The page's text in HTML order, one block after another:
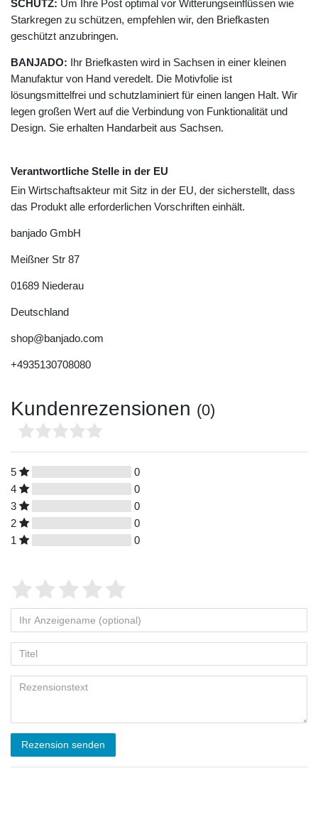
SCHUTZ: Um Ihre Post optimal vor Witterungseinflüssen wie
Starkregen zu schützen, empfehlen wir, den Briefkasten
geschützt anzubringen.
BANJADO: Ihr Briefkasten wird in Sachsen in einer kleinen
Manufaktur von Hand veredelt. Die Motivfolie ist
lösungsmittelfrei und schutzlaminiert für einen langen Halt. Wir
legen großen Wert auf die Verbindung von Funktionalität und
Design. Sie erhalten Handarbeit aus Sachsen.
Verantwortliche Stelle in der EU
Ein Wirtschaftsakteur mit Sitz in der EU, der sicherstellt, dass
das Produkt alle erforderlichen Vorschriften einhält.
banjado GmbH
Meißner Str 87
01689 Niederau
Deutschland
shop@banjado.com
+4935130708080
Kundenrezensionen (0)
5
0
4
0
3
0
2
0
1
0
Rezension senden